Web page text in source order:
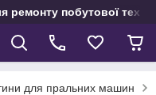
побутової
для пральних машин